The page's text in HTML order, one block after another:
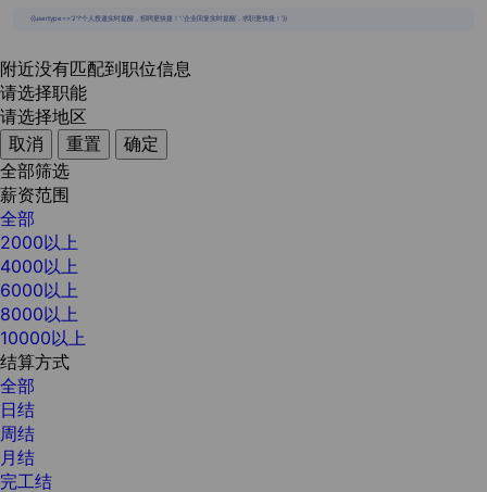
{{usertype=='2'?'个人投递实时提醒，招聘更快捷！':'企业回复实时提醒，求职更快捷！'}}
附近没有匹配到职位信息
请选择职能
请选择地区
取消
重置
确定
全部筛选
薪资范围
全部
2000以上
4000以上
6000以上
8000以上
10000以上
结算方式
全部
日结
周结
月结
完工结